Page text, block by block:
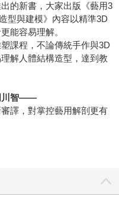
的新書，大家出版《藝用3
型與建模》內容以精準3D
能容易理解。
課程，不論傳統手作與3D
解人體結構造型，達到教
川智——
譯，對掌控藝用解剖更有